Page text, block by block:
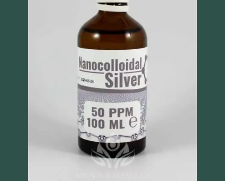
Szybki podgląd